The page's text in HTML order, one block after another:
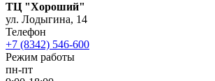
ТЦ "Хороший"
ул. Лодыгина, 14
Телефон
+7 (8342) 546-600
Режим работы
пн-пт